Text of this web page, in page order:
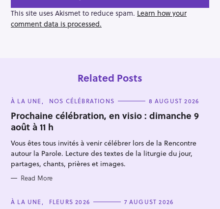
g
a
t
This site uses Akismet to reduce spam. Learn how your
comment data is processed.
Related Posts
C
T
E
G
O
R
I
E
S
À LA UNE NOS CÉLÉBRATIONS 8 AUGUST 2026
Prochaine célébration, en visio : dimanche 9
août à 11 h
Vous êtes tous invités à venir célébrer lors de la Rencontre
autour la Parole. Lecture des textes de la liturgie du jour,
partages, chants, prières et images.
Read More
C
À LA UNE FLEURS 2026 7 AUGUST 2026